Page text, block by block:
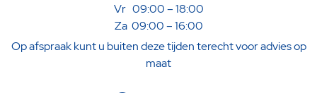
Vr 09:00 – 18:00
Za 09:00 – 16:00
Op afspraak kunt u buiten deze tijden terecht voor advies op
maat